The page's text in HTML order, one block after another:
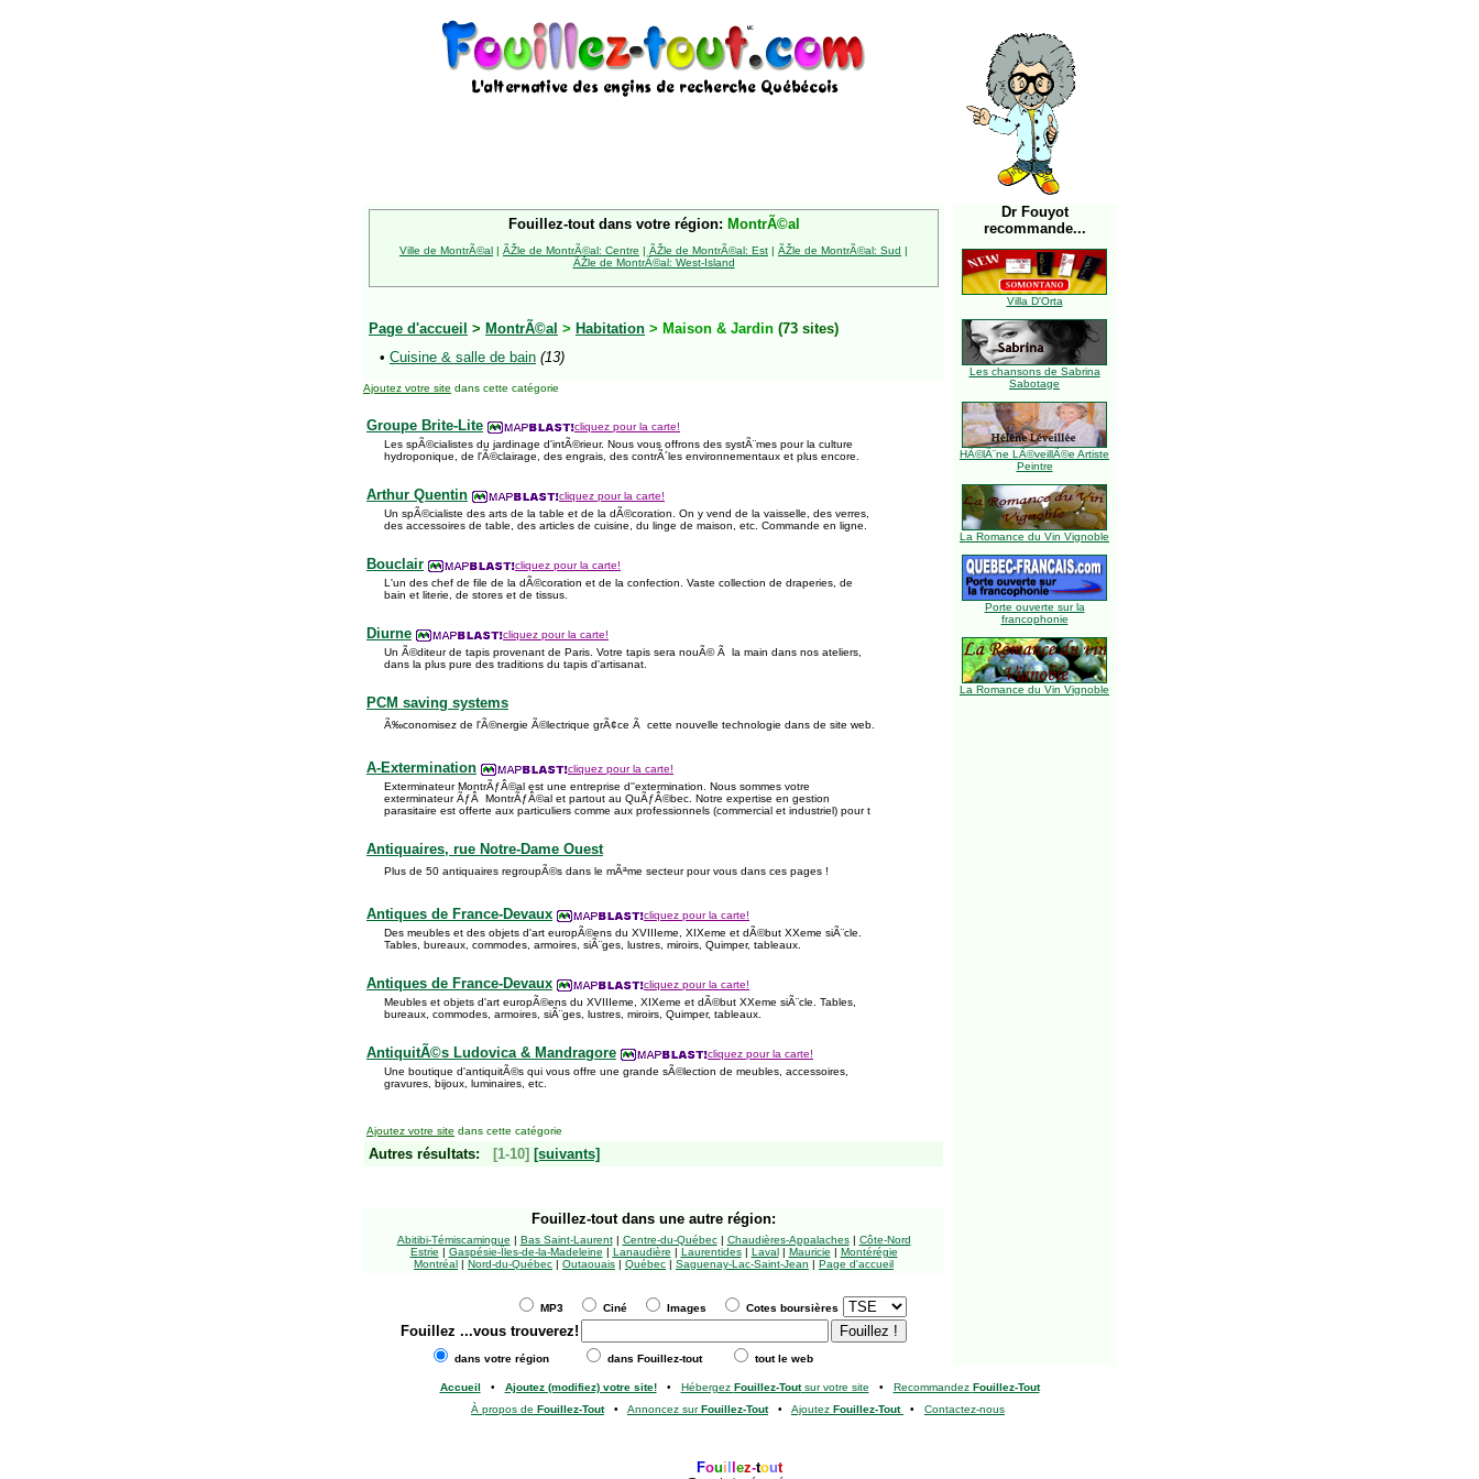
Fouillez-tout dans votre région: MontrÃ©al
Ville de MontrÃ©al | ÃŽle de MontrÃ©al: Centre | ÃŽle de MontrÃ©al: Est | ÃŽle de MontrÃ©al: Sud |
ÃŽle de MontrÃ©al: West-Island
Page d'accueil > MontrÃ©al > Habitation > Maison & Jardin (73 sites)
• Cuisine & salle de bain (13)
Ajoutez votre site dans cette catégorie
Groupe Brite-Lite
cliquez pour la carte!
Les spÃ©cialistes du jardinage d'intÃ©rieur. Nous vous offrons des systÃ¨mes pour la culture
hydroponique, de l'Ã©clairage, des engrais, des contrÃ´les environnementaux et plus encore.
Arthur Quentin
cliquez pour la carte!
Un spÃ©cialiste des arts de la table et de la dÃ©coration. On y vend de la vaisselle, des verres,
des accessoires de table, des articles de cuisine, du linge de maison, etc. Commande en ligne.
Bouclair
cliquez pour la carte!
L'un des chef de file de la dÃ©coration et de la confection. Vaste collection de draperies, de
bain et literie, de stores et de tissus.
Diurne
cliquez pour la carte!
Un Ã©diteur de tapis provenant de Paris. Votre tapis sera nouÃ© Ã la main dans nos ateliers,
dans la plus pure des traditions du tapis d'artisanat.
PCM saving systems
Ã‰conomisez de l'Ã©nergie Ã©lectrique grÃ¢ce Ã cette nouvelle technologie dans de site web.
A-Extermination
cliquez pour la carte!
Exterminateur MontrÃƒÂ©al est une entreprise d''extermination. Nous sommes votre
exterminateur ÃƒÂ MontrÃƒÂ©al et partout au QuÃƒÂ©bec. Notre expertise en gestion
parasitaire est offerte aux particuliers comme aux professionnels (commercial et industriel) pour t
Antiquaires, rue Notre-Dame Ouest
Plus de 50 antiquaires regroupÃ©s dans le mÃªme secteur pour vous dans ces pages !
Antiques de France-Devaux
cliquez pour la carte!
Des meubles et des objets d'art europÃ©ens du XVIIIeme, XIXeme et dÃ©but XXeme siÃ¨cle.
Tables, bureaux, commodes, armoires, siÃ¨ges, lustres, miroirs, Quimper, tableaux.
Antiques de France-Devaux
cliquez pour la carte!
Meubles et objets d'art europÃ©ens du XVIIIeme, XIXeme et dÃ©but XXeme siÃ¨cle. Tables,
bureaux, commodes, armoires, siÃ¨ges, lustres, miroirs, Quimper, tableaux.
AntiquitÃ©s Ludovica & Mandragore
cliquez pour la carte!
Une boutique d'antiquitÃ©s qui vous offre une grande sÃ©lection de meubles, accessoires,
gravures, bijoux, luminaires, etc.
Dr Fouyot
recommande...
Villa D'Orta
Les chansons de Sabrina
Sabotage
HÃ©lÃ¨ne LÃ©veillÃ©e Artiste
Peintre
La Romance du Vin Vignoble
Porte ouverte sur la
francophonie
La Romance du Vin Vignoble
Ajoutez votre site dans cette catégorie
Autres résultats: [1-10] [suivants]
Fouillez-tout dans une autre région:
Abitibi-Témiscamingue | Bas Saint-Laurent| Centre-du-Québec| Chaudières-Appalaches| Côte-Nord
Estrie | Gaspésie-Îles-de-la-Madeleine | Lanaudière | Laurentides| Laval| Mauricie | Montérégie
Montréal | Nord-du-Québec | Outaouais | Québec | Saguenay-Lac-Saint-Jean | Page d'accueil
MP3 Ciné Images Cotes boursières
Fouillez ...vous trouverez!
dans votre région dans Fouillez-tout tout le web
Accueil • Ajoutez (modifiez) votre site!• Hébergez Fouillez-Toutsur votre site • Recommandez Fouillez-Tout
À propos de Fouillez-Tout• Annoncez surFouillez-Tout• Ajoutez Fouillez-Tout • Contactez-nous
Foui ez-tout